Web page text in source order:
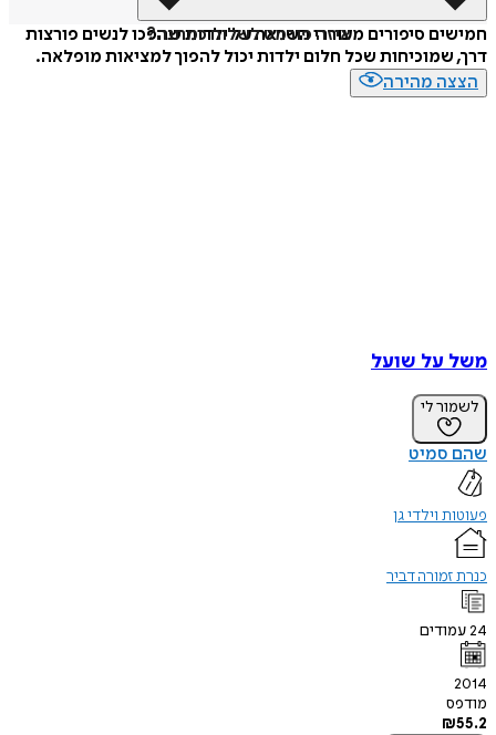
איזה פורמט לשלוח כמתנה?
חמישים סיפורים מעוררי השראה על ילדות שהפכו לנשים פורצות
דרך, שמוכיחות שכל חלום ילדות יכול להפוך למציאות מופלאה.
הצצה מהירה
משל על שועל
לשמור לי
שהם סמיט
פעוטות וילדי גן
כנרת זמורה דביר
24עמודים
2014
מודפס
₪55.2